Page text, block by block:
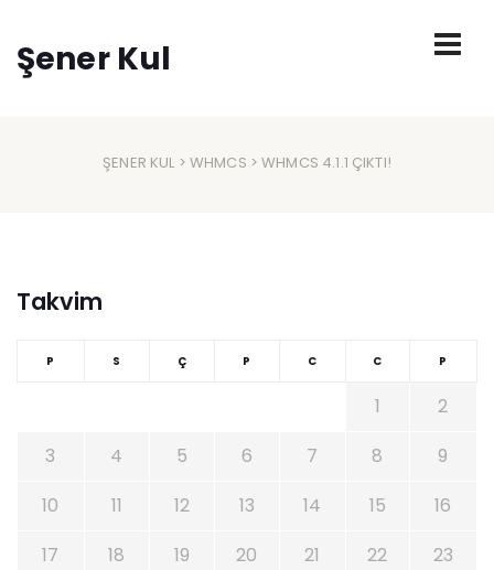
Şener Kul
ŞENER KUL > WHMCS > WHMCS 4.1.1 ÇIKTI!
Takvim
P S Ç P C C P
1
2
3
4 5 6 7 8
9
10
11 12 13 14 15
16
17
18 19 20 21 22
23